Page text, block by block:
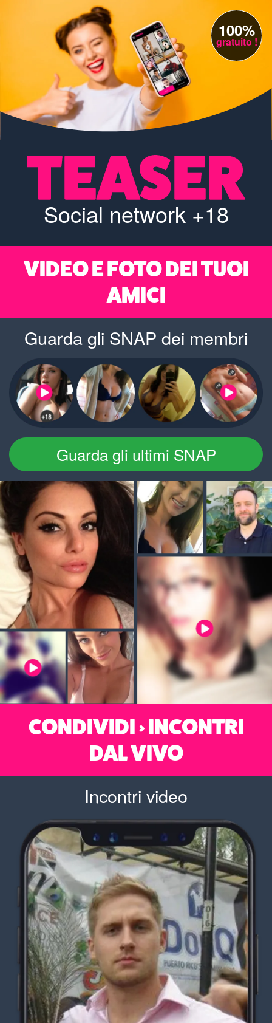
Social network +18
100%
gratuito !
VIDEO E FOTO DEI TUOI
AMICI
Guarda gli SNAP dei membri
Guarda gli ultimi SNAP
CONDIVIDI > INCONTRI
DAL VIVO
Incontri video